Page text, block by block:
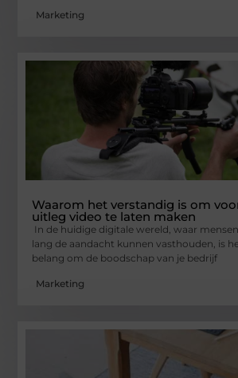
Marketing
Waarom het verstandig is om
uitleg video te laten maken
In de huidige digitale wereld, waar
lang de aandacht kunnen vasthouden, is
belang om de boodschap van je bedrijf
Marketing